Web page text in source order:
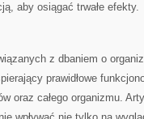
aby osiągać trwałe efekty.
z dbaniem o
prawidłowe
oraz całego organizmu.